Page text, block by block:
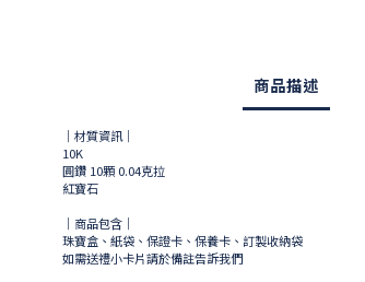
商品描述
｜材質資訊｜
10K
圓鑽 10顆 0.04克拉
紅寶石
｜商品包含｜
珠寶盒、紙袋、保證卡、保養卡、訂製收納袋
如需送禮小卡片請於備註告訴我們